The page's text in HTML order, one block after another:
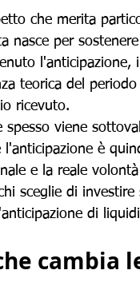
che merita
nasce per
teorica del
ricevuto.
spesso viene
l'anticipazione è
e la reale
sceglie di
di
cambia